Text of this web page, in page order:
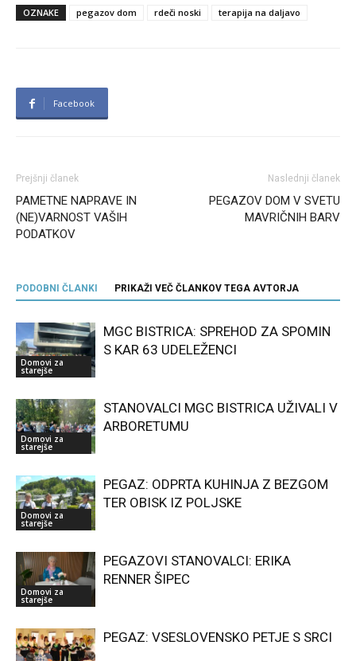
OZNAKE pegazov dom rdeči noski terapija na daljavo
Facebook
Prejšnji članek
PAMETNE NAPRAVE IN
(NE)VARNOST VAŠIH
PODATKOV
Naslednji članek
PEGAZOV DOM V SVETU
MAVRIČNIH BARV
PODOBNI ČLANKI PRIKAŽI VEČ ČLANKOV TEGA AVTORJA
Domovi za
starejše
MGC BISTRICA: SPREHOD ZA SPOMIN
S KAR 63 UDELEŽENCI
Domovi za
starejše
STANOVALCI MGC BISTRICA UŽIVALI V
ARBORETUMU
Domovi za
starejše
PEGAZ: ODPRTA KUHINJA Z BEZGOM
TER OBISK IZ POLJSKE
Domovi za
starejše
PEGAZOVI STANOVALCI: ERIKA
RENNER ŠIPEC
PEGAZ: VSESLOVENSKO PETJE S SRCI